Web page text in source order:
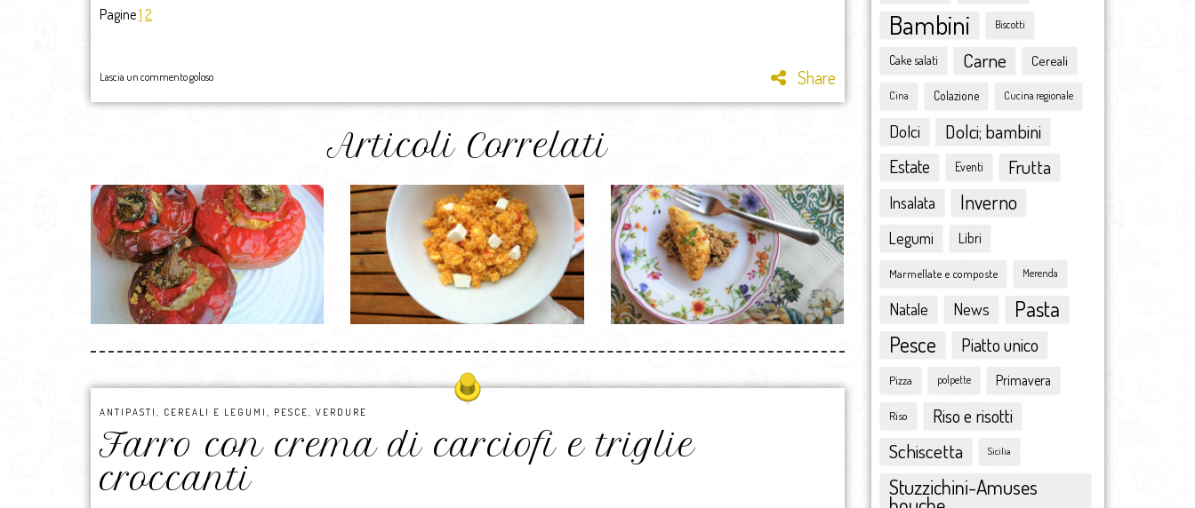
Pagine1 2
Lascia un commento goloso Share
Articoli Correlati
ANTIPASTI CEREALI E LEGUMI PESCE VERDURE
Farro con crema di carciofi e triglie
croccanti
aprile 2016
marzo 2016
gennaio 2016
novembre 2015
ottobre 2015
agosto 2015
luglio 2015
giugno 2015
maggio 2015
marzo 2015
febbraio 2015
dicembre 2014
novembre 2014
settembre 2014
agosto 2014
luglio 2014
Bambini Biscotti
Cake salati Carne Cereali
Cina Colazione Cucina regionale
Dolci Dolci; bambini
Estate Eventi Frutta
Insalata Inverno
Legumi Libri
Marmellate e composte Merenda
Natale News
Pasta
Pesce
Piatto unico
Pizza polpette Primavera
Riso Riso e risotti
Schiscetta Sicilia
Stuzzichini-Amuses